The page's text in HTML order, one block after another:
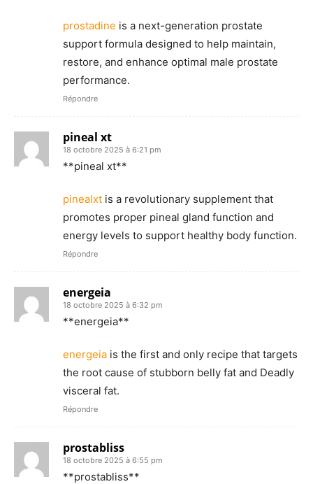
prostadine is a next-generation prostate
support formula designed to help maintain,
restore, and enhance optimal male prostate
performance.
Répondre
pineal xt
18 octobre 2025 à 6:21 pm
**pineal xt**
pinealxt is a revolutionary supplement that
promotes proper pineal gland function and
energy levels to support healthy body function.
Répondre
energeia
18 octobre 2025 à 6:32 pm
** energeia**
energeia is the first and only recipe that targets
the root cause of stubborn belly fat and Deadly
visceral fat.
Répondre
prostabliss
18 octobre 2025 à 6:55 pm
** prostabliss**